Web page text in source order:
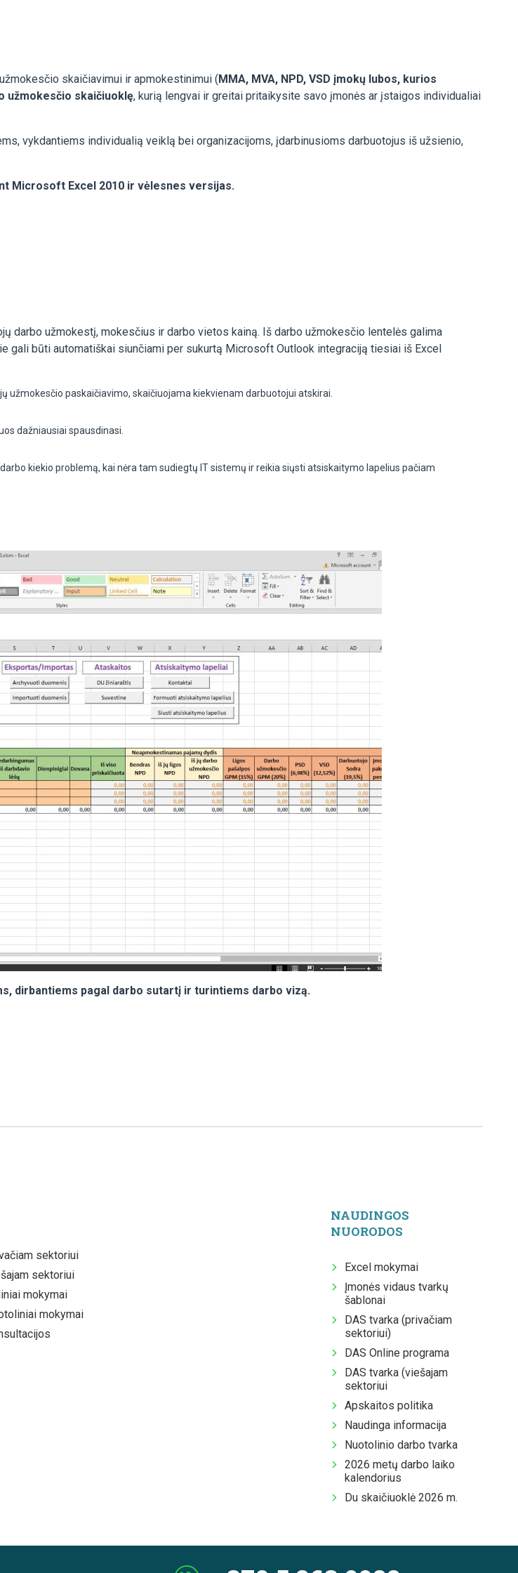
skaičiavimui ir apmokestinimui (MMA, MVA, NPD, VSD įmokų lubos, kurios
užmokesčio skaičiuoklę, kurią lengvai ir greitai pritaikysite savo įmonės ar įstaigos individualiai
vykdantiems individualią veiklą bei organizacijoms, įdarbinusioms darbuotojus iš užsienio,
Microsoft Excel 2010 ir vėlesnes versijas.
darbo užmokestį, mokesčius ir darbo vietos kainą. Iš darbo užmokesčio lentelės galima
gali būti automatiškai siunčiami per sukurtą Microsoft Outlook integraciją tiesiai iš Excel
užmokesčio paskaičiavimo, skaičiuojama kiekvienam darbuotojui atskirai.
dažniausiai spausdinasi.
kiekio problemą, kai nėra tam sudiegtų IT sistemų ir reikia siųsti atsiskaitymo lapelius pačiam
dirbantiems pagal darbo sutartį ir turintiems darbo vizą.
sektoriui
sektoriui
mokymai
mokymai
NAUDINGOS
NUORODOS
Excel mokymai
Įmonės vidaus tvarkų
šablonai
DAS tvarka (privačiam
sektoriui)
DAS Online programa
DAS tvarka (viešajam
sektoriui
Apskaitos politika
Naudinga informacija
Nuotolinio darbo tvarka
2026 metų darbo laiko
kalendorius
Du skaičiuoklė 2026 m.